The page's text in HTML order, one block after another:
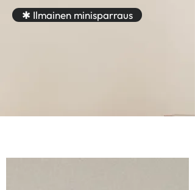
✱ Ilmainen minisparraus